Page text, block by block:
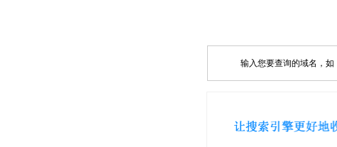
输入您要查询的域名，如